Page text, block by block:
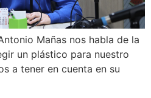
Mañas nos habla de la
un plástico para nuestro
a tener en cuenta en su